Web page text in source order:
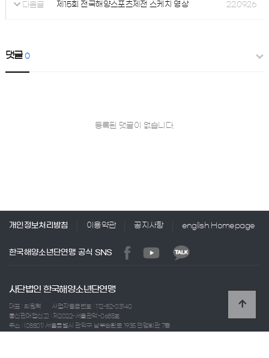
다음글 제15회 전국해양스포츠제전 스케치 영상 22.09.26
댓글0
등록된 댓글이 없습니다.
개인정보처리방침 이용약관 공지사항 english Homepage
한국해양소년단연맹 공식 SNS
사단법인 한국해양소년단연맹
대표 : 최원혁
사업자등록번호 : 112-82-03140
통신판매업신고 : 제2022-서울관악-0685호
주소 : (08801) 서울특별시 관악구 남부순환로 1935 연맹회관 7층